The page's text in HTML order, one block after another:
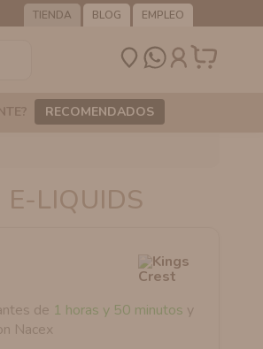
TIENDA BLOG EMPLEO
RECOMENDADOS
LIQUIDS
de 1 horas y 50 minutos y
Nacex